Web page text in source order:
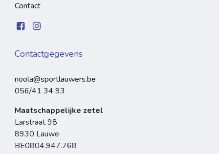
Contact
Contactgegevens
noola@sportlauwers.be
056/41 34 93
Maatschappelijke zetel
Larstraat 98
8930 Lauwe
BE0804.947.768